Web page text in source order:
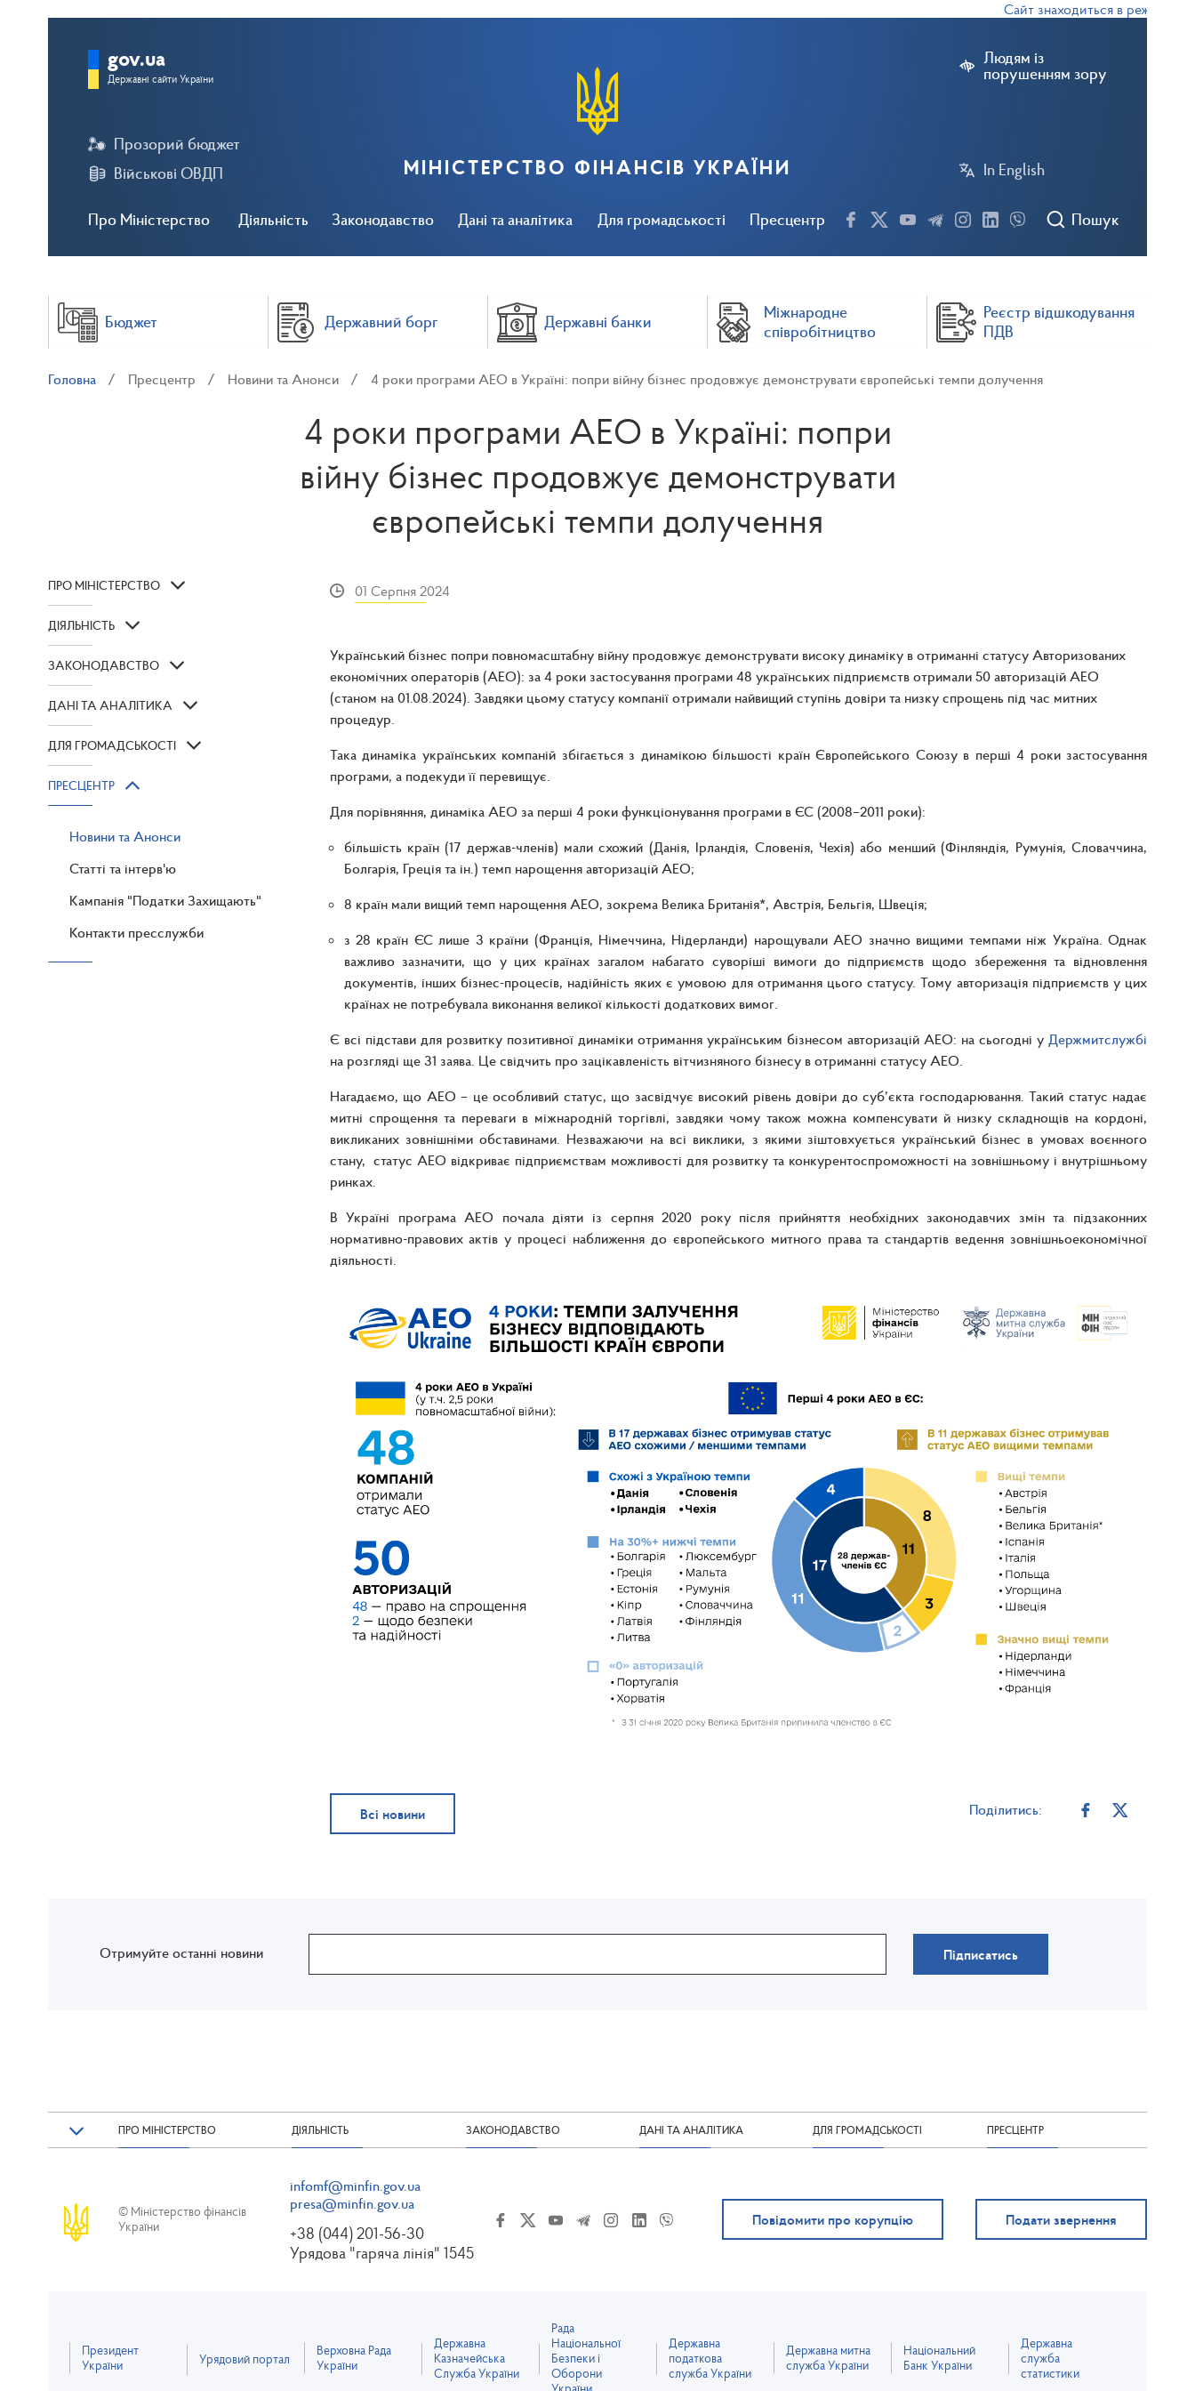
Сайт знаходиться в режимі
Людям із
порушенням зору
In English
Про Міністерство Діяльність Законодавство Дані та аналітика Для громадськості Пресцентр
Прозорий бюджет
Військові ОВДП
Пошук
gov.ua
Державні сайти України
МІНІСТЕРСТВО ФІНАНСІВ УКРАЇНИ
Бюджет Державний борг Державні банки
Міжнародне
співробітництво
Реєстр відшкодування
ПДВ
Головна Пресцентр Новини та Анонси 4 роки програми АЕО в Україні: попри війну бізнес продовжує демонструвати європейські темпи долучення
4 роки програми АЕО в Україні: попри
війну бізнес продовжує демонструвати
європейські темпи долучення
ПРО МІНІСТЕРСТВО
ДІЯЛЬНІСТЬ
ЗАКОНОДАВСТВО
ДАНІ ТА АНАЛІТИКА
ДЛЯ ГРОМАДСЬКОСТІ
ПРЕСЦЕНТР
Новини та Анонси
Статті та інтерв'ю
Кампанія "Податки Захищають"
Контакти пресслужби
01 Серпня 2024
Український бізнес попри повномасштабну війну продовжує демонструвати високу динаміку в отриманні статусу Авторизованих
економічних операторів (АЕО): за 4 роки застосування програми 48 українських підприємств отримали 50 авторизацій АЕО
(станом на 01.08.2024). Завдяки цьому статусу компанії отримали найвищий ступінь довіри та низку спрощень під час митних
процедур.
Така динаміка українських компаній збігається з динамікою більшості країн Європейського Союзу в перші 4 роки застосування
програми, а подекуди її перевищує.
Для порівняння, динаміка АЕО за перші 4 роки функціонування програми в ЄС (2008–2011 роки):
більшість країн (17 держав-членів) мали схожий (Данія, Ірландія, Словенія, Чехія) або менший (Фінляндія, Румунія, Словаччина,
Болгарія, Греція та ін.) темп нарощення авторизацій АЕО;
8 країн мали вищий темп нарощення АЕО, зокрема Велика Британія*, Австрія, Бельгія, Швеція;
з 28 країн ЄС лише 3 країни (Франція, Німеччина, Нідерланди) нарощували АЕО значно вищими темпами ніж Україна. Однак
важливо зазначити, що у цих країнах загалом набагато суворіші вимоги до підприємств щодо збереження та відновлення
документів, інших бізнес-процесів, надійність яких є умовою для отримання цього статусу. Тому авторизація підприємств у цих
країнах не потребувала виконання великої кількості додаткових вимог.
Є всі підстави для розвитку позитивної динаміки отримання українським бізнесом авторизацій АЕО: на сьогодні у Держмитслужбі
на розгляді ще 31 заява. Це свідчить про зацікавленість вітчизняного бізнесу в отриманні статусу АЕО.
Нагадаємо, що АЕО – це особливий статус, що засвідчує високий рівень довіри до суб’єкта господарювання. Такий статус надає
митні спрощення та переваги в міжнародній торгівлі, завдяки чому також можна компенсувати й низку складнощів на кордоні,
викликаних зовнішніми обставинами. Незважаючи на всі виклики, з якими зіштовхується український бізнес в умовах воєнного
стану, статус АЕО відкриває підприємствам можливості для розвитку та конкурентоспроможності на зовнішньому і внутрішньому
ринках.
В Україні програма АЕО почала діяти із серпня 2020 року після прийняття необхідних законодавчих змін та підзаконних
нормативно-правових актів у процесі наближення до європейського митного права та стандартів ведення зовнішньоекономічної
діяльності.
Всі новини Поділитись:
Отримуйте останні новини Підписатись
ПРО МІНІСТЕРСТВО ДІЯЛЬНІСТЬ ЗАКОНОДАВСТВО ДАНІ ТА АНАЛІТИКА ДЛЯ ГРОМАДСЬКОСТІ ПРЕСЦЕНТР
© Міністерство фінансів
України
infomf@minfin.gov.ua
presa@minfin.gov.ua
+38 (044) 201-56-30
Урядова "гаряча лінія" 1545
Повідомити про корупцію Подати звернення
Президент
України
Урядовий портал
Верховна Рада
України
Державна
Казначейська
Служба України
Рада
Національної
Безпеки і
Оборони
Державна
податкова
служба України
Державна митна
служба України
Національний
Банк України
Державна
служба
статистики